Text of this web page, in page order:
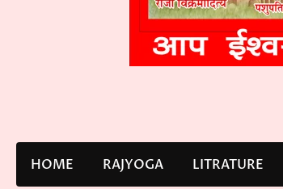
HOME RAJYOGA LITRATURE